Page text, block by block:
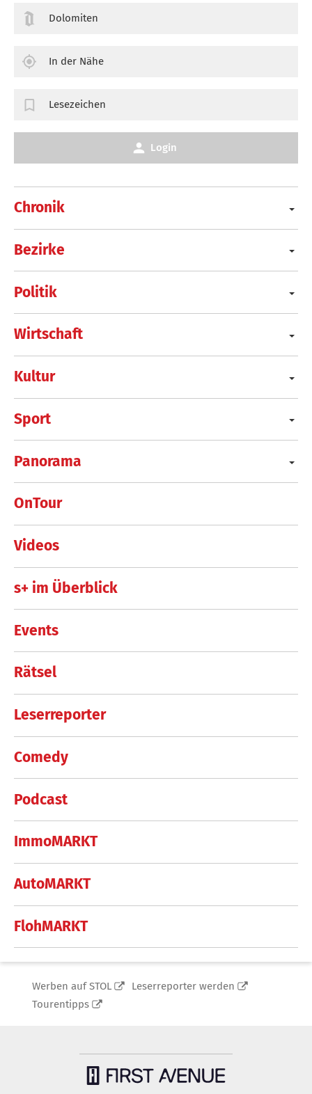
Chronik
Bezirke
Politik
Wirtschaft
Kultur
Sport
Panorama
OnTour
Videos
s+ im Überblick
Events
Rätsel
Leserreporter
Comedy
Podcast
ImmoMARKT
AutoMARKT
FlohMARKT
Dolomiten
In der Nähe
Lesezeichen
Login
Werben auf STOL
Leserreporter werden
Tourentipps